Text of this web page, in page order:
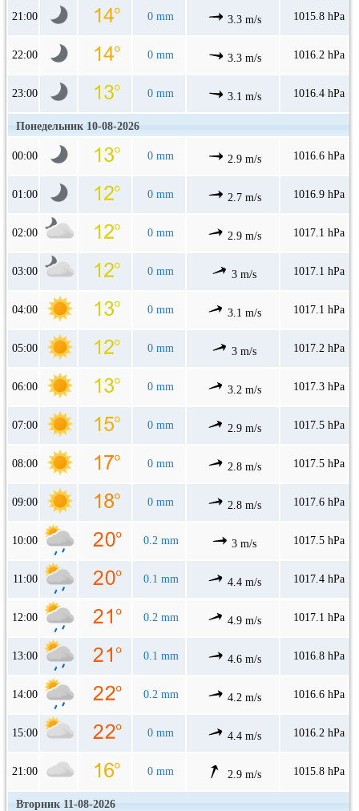
21:00 0 mm 3.3 m/s 1015.8 hPa
22:00 0 mm 3.3 m/s 1016.2 hPa
23:00 0 mm 3.1 m/s 1016.4 hPa
Понедельник 10-08-2026
00:00 0 mm 2.9 m/s 1016.6 hPa
01:00 0 mm 2.7 m/s 1016.9 hPa
02:00 0 mm 2.9 m/s 1017.1 hPa
03:00 0 mm 3 m/s 1017.1 hPa
04:00 0 mm 3.1 m/s 1017.1 hPa
05:00 0 mm 3 m/s 1017.2 hPa
06:00 0 mm 3.2 m/s 1017.3 hPa
07:00 0 mm 2.9 m/s 1017.5 hPa
08:00 0 mm 2.8 m/s 1017.5 hPa
09:00 0 mm 2.8 m/s 1017.6 hPa
10:00 0.2 mm 3 m/s 1017.5 hPa
11:00 0.1 mm 4.4 m/s 1017.4 hPa
12:00 0.2 mm 4.9 m/s 1017.1 hPa
13:00 0.1 mm 4.6 m/s 1016.8 hPa
14:00 0.2 mm 4.2 m/s 1016.6 hPa
15:00 0 mm 4.4 m/s 1016.2 hPa
21:00 0 mm 2.9 m/s 1015.8 hPa
Вторник 11-08-2026